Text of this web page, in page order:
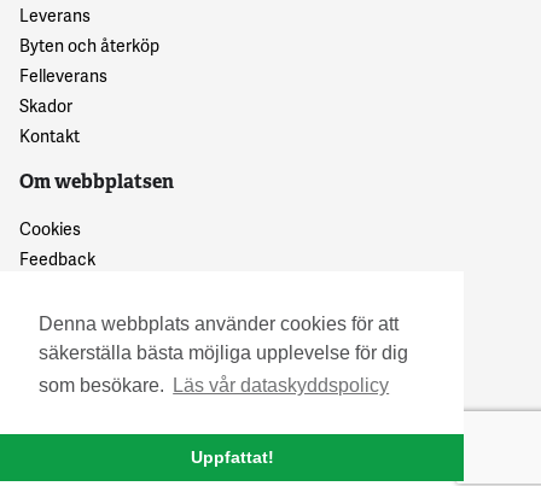
Denna webbplats använder cookies för att
säkerställa bästa möjliga upplevelse för dig
som besökare.
Läs vår dataskyddspolicy
Uppfattat!
Leverans
Byten och återköp
Felleverans
Skador
Kontakt
Om webbplatsen
Cookies
Feedback
© 2016 Granskattehults Damm- och Trädgårdstrivsel